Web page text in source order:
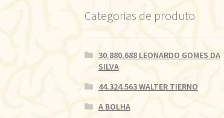
Categorias de produto
30.880.688 LEONARDO GOMES DA
SILVA
44.324.563 WALTER TIERNO
A BOLHA